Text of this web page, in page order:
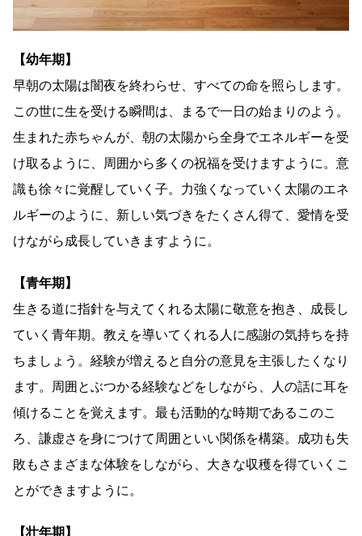
【幼年期】
早朝の太陽は闇夜を終わらせ、すべての命を照らします。
この世に生を受ける瞬間は、まるで一日の始まりのよう。
生まれた赤ちゃんが、朝の太陽から全身でエネルギーを受
け取るように、周囲から多くの祝福を受けますように。意
識も徐々に覚醒していく子。力強くなっていく太陽のエネ
ルギーのように、新しい気づきをたくさん得て、愛情を受
けながら成長していきますように。
【青年期】
生きる道に指針を与えてくれる太陽に敬意を抱き、成長し
ていく青年期。教えを導いてくれる人に感謝の気持ちを持
ちましょう。経験が増えると自分の意見を主張したくなり
ます。周囲とぶつかる経験などをしながら、人の話に耳を
傾けることを覚えます。最も活動的な時期であるこのこ
ろ、謙虚さを身につけて周囲といい関係を構築。成功も失
敗もさまざまな体験をしながら、大きな収穫を得ていくこ
とができますように。
【壮年期】